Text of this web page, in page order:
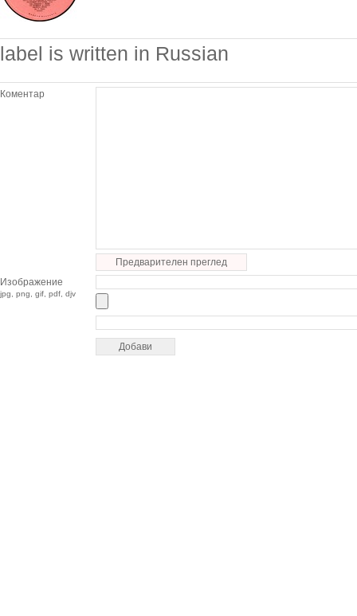
label is written in Russian
Коментар
Предварителен преглед
Изображение
jpg, png, gif, pdf, djv